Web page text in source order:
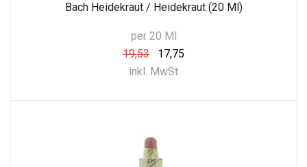
Bach Heidekraut / Heidekraut (20 Ml)
per 20 Ml
19,53
17,75
inkl. MwSt